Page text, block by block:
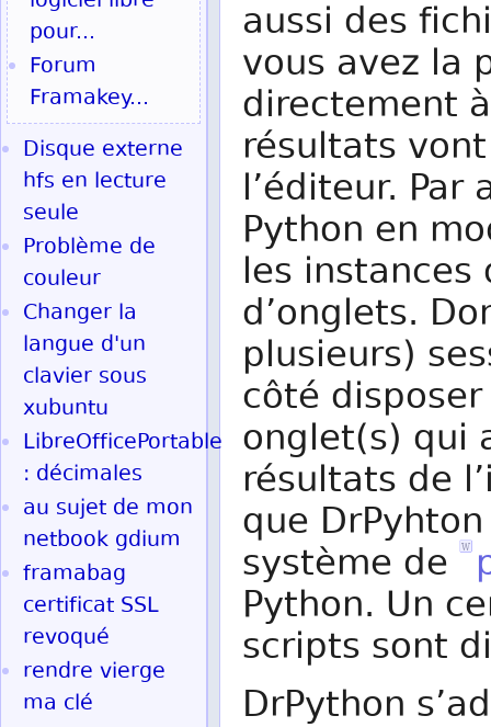
aussi des
vous avez la
directement
résultats
l’éditeur.
Python en
les instances
d’onglets.
plusieurs)
côté
onglet(s) qui
résultats de
que
système de
Python. Un
scripts sont
DrPython
pour...
Forum
Framakey...
Disque externe
hfs en lecture
seule
Problème de
couleur
Changer la
langue d'un
clavier sous
xubuntu
LibreOfficePortable
: décimales
au sujet de mon
netbook gdium
framabag
certificat SSL
revoqué
rendre vierge
ma clé